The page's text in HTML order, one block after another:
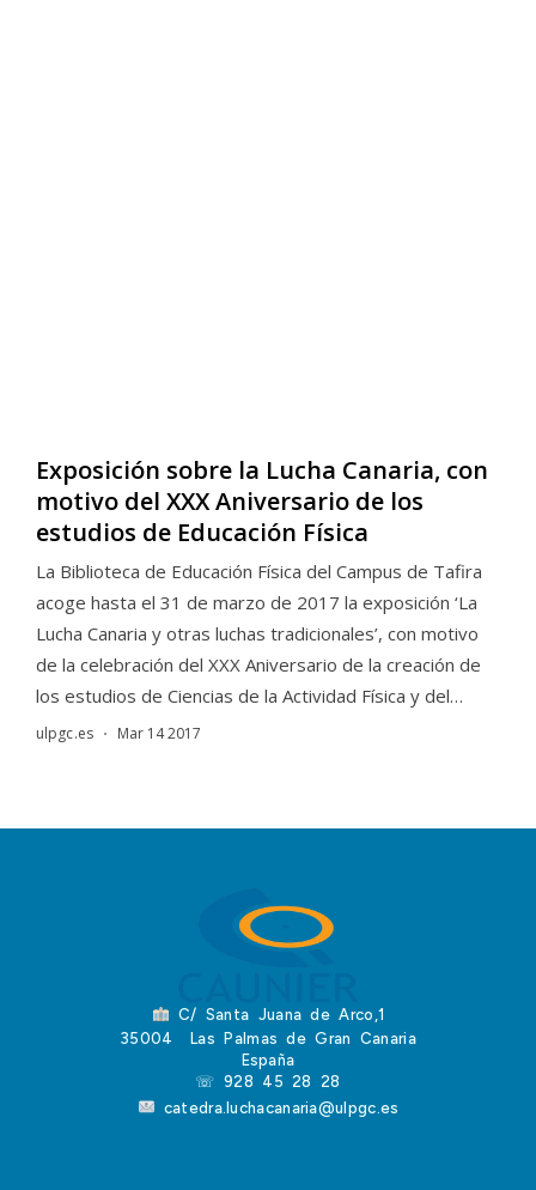
C/ Santa Juana de Arco,1
35004 Las Palmas de Gran Canaria
España
☏ 928 45 28 28
catedra.luchacanaria@ulpgc.es